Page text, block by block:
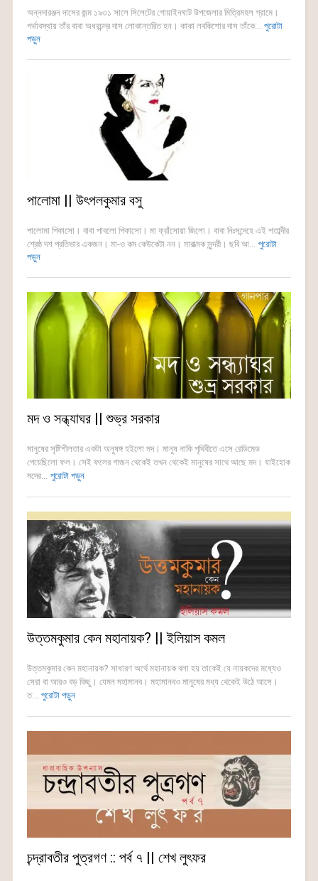
অন্নদারঞ্জন দাসের জন্ম ১৯৩১ সালে সিলেটের গোয়াইনঘাট উপজেলার মিত্রিমহল গ্রামে।
গর্ভাবস্থায় তাঁর বাবা অধরচন্দ্র দাস লোকান্তরিত হন। কাকা লবকিশোর দাস তাঁকে... পুরোটা
পড়ুন
পালোমা || উৎপলকুমার বসু
পালোমা পিকাসো। বাবা পাবলো পিকাসো। মা ফ্রাঁসোয়া জিলো। বাবা নিঃসন্দেহে এই শতাব্দীর
শ্রেষ্ঠ দশ প্রতিভার একজন। মা-ও কম কেউকেটা নন। মারাত্মক সুন্দরী। ছবি আ... পুরোটা
পড়ুন
মদ ও সন্ধ্যাঘর || শুভ্র সরকার
মানুষের সৃষ্টিশীলতার একটা অনুষঙ্গ হইলো মদ। মানুষ নাকি পৃথিবীতে এসে রেডিমেড
পেয়েছিলো ফল। সেই ফলের গাজন থেকেই তখন থেকেই মানুষের সাথে আছে মদ। যাইহোক
মদের... পুরোটা পড়ুন
উত্তমকুমার কেন মহানায়ক? || ইলিয়াস কমল
উত্তমকুমার কেন মহানায়ক? সাধারণ অর্থে মহানায়ক বলা হয় তাকেই যে নায়কদের মধ্যেও
সেরা বা আরও বড় কিছু। যেমন মহামানব। মহামানবও মানুষের মধ্য থেকেই উঠে আসে।
ত... পুরোটা পড়ুন
চন্দ্রাবতীর পুত্রগণ :: পর্ব ৭ || শেখ লুৎফর